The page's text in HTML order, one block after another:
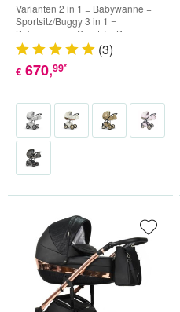
Varianten 2 in 1 = Babywanne +
Sportsitz/Buggy 3 in 1 =
Babywanne + Sportsitz/Buggy +
Babyschale (inkl. Adapter) 4 in...
(3)
€ 670,99*